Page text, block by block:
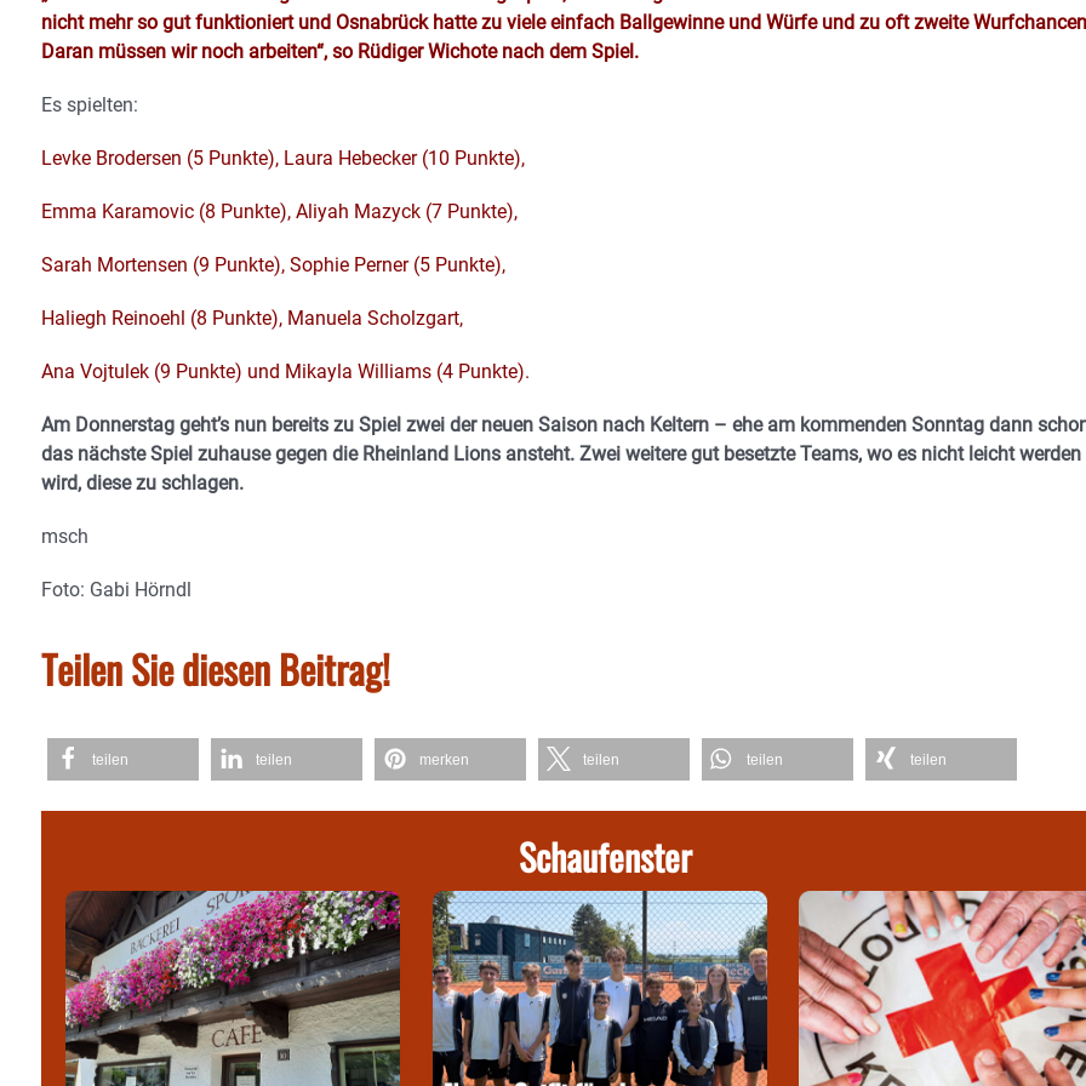
nicht mehr so gut funktioniert und Osnabrück hatte zu viele einfach Ballgewinne und Würfe und zu oft zweite
Daran müssen wir noch arbeiten“, so Rüdiger Wichote nach dem Spiel.
Es spielten:
Levke Brodersen (5 Punkte), Laura Hebecker (10 Punkte),
Emma Karamovic (8 Punkte), Aliyah Mazyck (7 Punkte),
Sarah Mortensen (9 Punkte), Sophie Perner (5 Punkte),
Haliegh Reinoehl (8 Punkte), Manuela Scholzgart,
Ana Vojtulek (9 Punkte) und Mikayla Williams (4 Punkte).
Am Donnerstag geht’s nun bereits zu Spiel zwei der neuen Saison nach Keltern – ehe am kommenden Sonntag dann
das nächste Spiel zuhause gegen die Rheinland Lions ansteht. Zwei weitere gut besetzte Teams, wo es nicht leicht werden
wird, diese zu schlagen.
msch
Foto: Gabi Hörndl
Teilen Sie diesen Beitrag!
teilen teilen merken teilen teilen teilen
Schaufenster